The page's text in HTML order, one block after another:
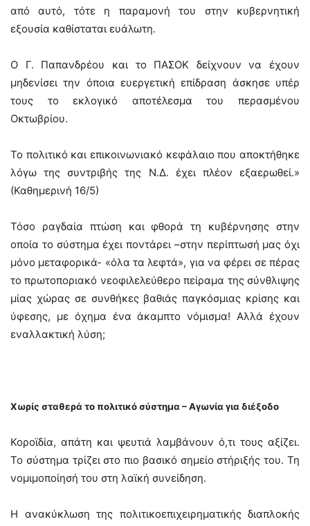
από αυτό, τότε η παραμονή του στην κυβερνητική
εξουσία καθίσταται ευάλωτη.
Ο Γ. Παπανδρέου και το ΠΑΣΟΚ δείχνουν να έχουν
μηδενίσει την όποια ευεργετική επίδραση άσκησε υπέρ
τους το εκλογικό αποτέλεσμα του περασμένου
Οκτωβρίου.
Το πολιτικό και επικοινωνιακό κεφάλαιο που αποκτήθηκε
λόγω της συντριβής της Ν.Δ. έχει πλέον εξαερωθεί.»
(Καθημερινή 16/5)
Τόσο ραγδαία πτώση και φθορά τη κυβέρνησης στην
οποία το σύστημα έχει ποντάρει –στην περίπτωσή μας όχι
μόνο μεταφορικά- «όλα τα λεφτά», για να φέρει σε πέρας
το πρωτοποριακό νεοφιλελεύθερο πείραμα της σύνθλιψης
μίας χώρας σε συνθήκες βαθιάς παγκόσμιας κρίσης και
ύφεσης, με όχημα ένα άκαμπτο νόμισμα! Αλλά έχουν
εναλλακτική λύση;
Χωρίς σταθερά το πολιτικό σύστημα – Αγωνία για διέξοδο
Κοροϊδία, απάτη και ψευτιά λαμβάνουν ό,τι τους αξίζει.
Το σύστημα τρίζει στο πιο βασικό σημείο στήριξής του. Τη
νομιμοποίησή του στη λαϊκή συνείδηση.
Η ανακύκλωση της πολιτικοεπιχειρηματικής διαπλοκής